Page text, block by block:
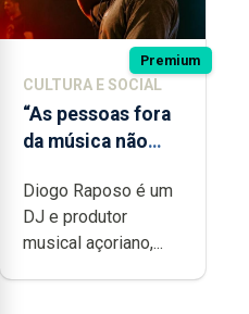
Premium
CULTURA E SOCIAL
“As pessoas fora
da música não
quão difícil é
produzir uma
música”
Diogo Raposo é um
DJ e produtor
musical açoriano,...